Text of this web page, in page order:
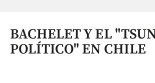
BACHELET Y EL
POLÍTICO" EN CHILE